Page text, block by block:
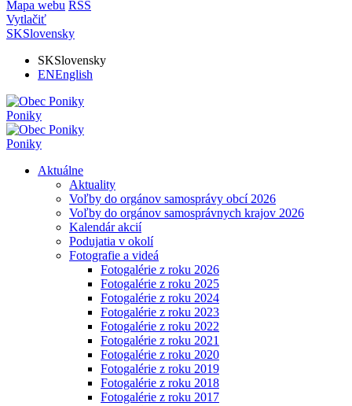
Mapa webu RSS
Vytlačiť
SKSlovensky
SKSlovensky
ENEnglish
Poniky
Poniky
Aktuálne
Aktuality
Voľby do orgánov samosprávy obcí 2026
Voľby do orgánov samosprávnych krajov 2026
Kalendár akcií
Podujatia v okolí
Fotografie a videá
Fotogalérie z roku 2026
Fotogalérie z roku 2025
Fotogalérie z roku 2024
Fotogalérie z roku 2023
Fotogalérie z roku 2022
Fotogalérie z roku 2021
Fotogalérie z roku 2020
Fotogalérie z roku 2019
Fotogalérie z roku 2018
Fotogalérie z roku 2017